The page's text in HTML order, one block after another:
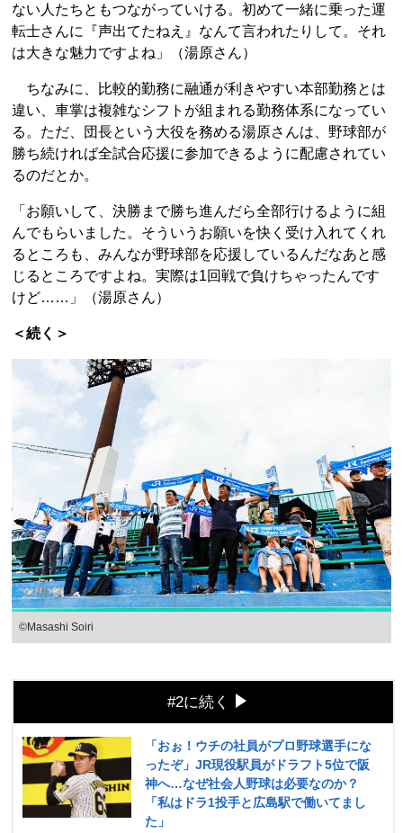
ない人たちともつながっていける。初めて一緒に乗った運
転士さんに『声出てたねえ』なんて言われたりして。それ
は大きな魅力ですよね」（湯原さん）
ちなみに、比較的勤務に融通が利きやすい本部勤務とは
違い、車掌は複雑なシフトが組まれる勤務体系になってい
る。ただ、団長という大役を務める湯原さんは、野球部が
勝ち続ければ全試合応援に参加できるように配慮されてい
るのだとか。
「お願いして、決勝まで勝ち進んだら全部行けるように組
んでもらいました。そういうお願いを快く受け入れてくれ
るところも、みんなが野球部を応援しているんだなあと感
じるところですよね。実際は1回戦で負けちゃったんです
けど……」（湯原さん）
＜続く＞
©Masashi Soiri
#2に続く
「おぉ！ウチの社員がプロ野球選手にな
ったぞ」JR現役駅員がドラフト5位で阪
神へ…なぜ社会人野球は必要なのか？
「私はドラ1投手と広島駅で働いてまし
た」